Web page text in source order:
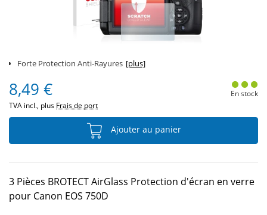
Forte Protection Anti-Rayures [plus]
8,49 €
TVA incl., plus Frais de port
En stock
Ajouter au panier
3 Pièces BROTECT AirGlass Protection d'écran en verre
pour Canon EOS 750D